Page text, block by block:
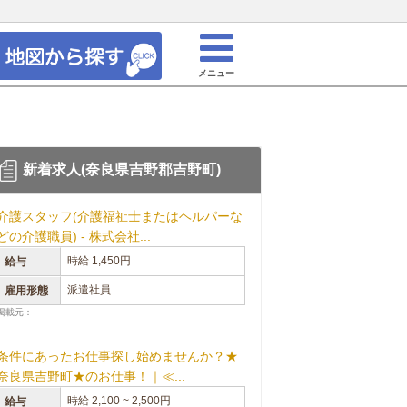
メニュー
新着求人(奈良県吉野郡吉野町)
護スタッフ(介護福祉士またはヘルパーな
の介護職員) - 株式会社...
給与 時給 1,450円
雇用形態 派遣社員
載元：
件にあったお仕事探し始めませんか？★
良県吉野町★のお仕事！｜≪...
給与 時給 2,100 ~ 2,500円